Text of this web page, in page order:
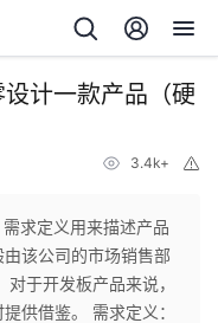
设计一款产品（硬
3.4k+
求定义用来描述产品
该公司的市场销售部
于开发板产品来说，
供借鉴。 需求定义：